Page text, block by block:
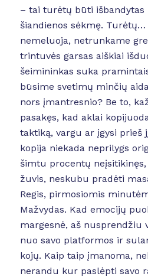
– tai turėtų būti išbandytas
šiandienos sėkmę. Turėtų…
nemeluoja, netrunkame
trintuvės garsas aiškiai
šeimininkas suka
būsime svetimų minčių
nors įmantresnio? Be to,
pasakęs, kad aklai
taktiką, vargu ar įgysi prieš
kopija niekada neprilygs
šimtu procentų
žuvis, neskubu pradėti
Regis, pirmosiomis
Mažvydas. Kad emocijų
margesnė, aš nusprendžiu
nuo savo platformos ir
kojų. Kaip taip įmanoma,
nerandu kur paslėpti savo